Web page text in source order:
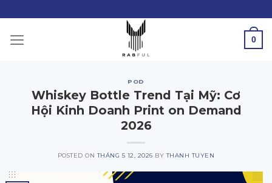
to
content
0
POD
Whiskey Bottle Trend Tại Mỹ: Cơ
Hội Kinh Doanh Print on Demand
2026
POSTED ONTHÁNG 5 12, 2026 BYTHANH TUYEN